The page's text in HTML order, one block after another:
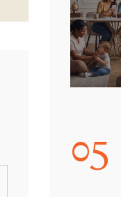
05